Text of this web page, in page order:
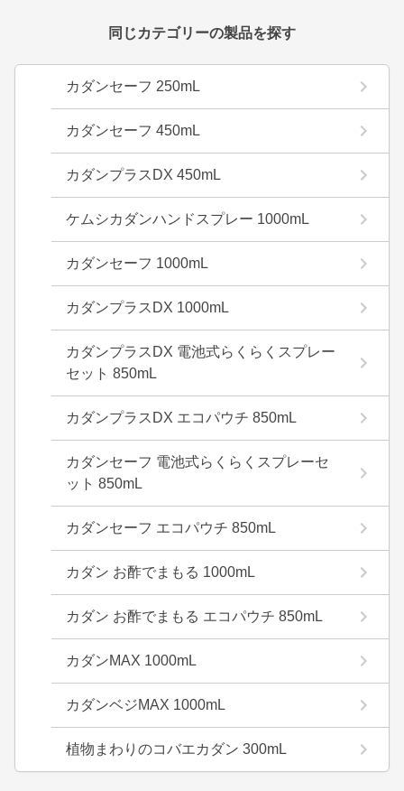
同じカテゴリーの製品を探す
カダンセーフ 250mL
カダンセーフ 450mL
カダンプラスDX 450mL
ケムシカダンハンドスプレー 1000mL
カダンセーフ 1000mL
カダンプラスDX 1000mL
カダンプラスDX 電池式らくらくスプレー
セット 850mL
カダンプラスDX エコパウチ 850mL
カダンセーフ 電池式らくらくスプレーセ
ット 850mL
カダンセーフ エコパウチ 850mL
カダン お酢でまもる 1000mL
カダン お酢でまもる エコパウチ 850mL
カダンMAX 1000mL
カダンベジMAX 1000mL
植物まわりのコバエカダン 300mL